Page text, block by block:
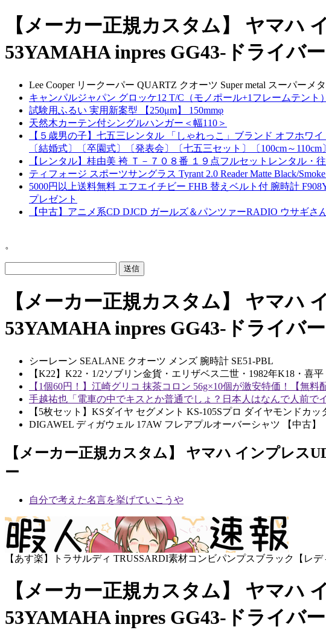
【メーカー正規カスタム】 ヤマハ
53YAMAHA inpres GG43-ドライバー
Lee Cooper リークーパー QUARTZ クオーツ Super metal スーパーメ
キャンパルジャパン グロッケ12 T/C（モノポール+1フレームテント
試験用ふるい 実用新案型 【250μm】 150mmφ
天然木カーテン付シングルハンガー＜幅110＞
【５歳男の子】七五三レンタル 「しゃれっこ」ブランド オフホワ
〔結婚式〕〔卒園式〕〔発表会〕〔七五三セット〕〔100cm～
【レンタル】桂由美 袴 Ｔ－７０８番 １９点フルセットレンタル
ティフォージ スポーツサングラス Tyrant 2.0 Reader Matte Black/Smoke
5000円以上送料無料 エフエイチビー FHB 替えベルト付 腕時計
プレゼント
【中古】アニメ系CD DJCD ガールズ＆パンツァーRADIO ウサギさ
。
【メーカー正規カスタム】 ヤマハ
53YAMAHA inpres GG43-ドライバー
シーレーン SEALANE クオーツ メンズ 腕時計 SE51-PBL
【K22】K22・1/2ソブリン金貨・エリザベス二世・1982年K18・喜
【1個60円！】江崎グリコ 抹茶コロン 56g×10個が激安特価！【無料
手越祐也「電車の中でキスとか普通でしょ？日本人はなんで人前で
【5枚セット】KSダイヤ セグメント KS-105Sプロ ダイヤモンドカ
DIGAWEL ディガウェル 17AW フレアプルオーバーシャツ 【中古】
【メーカー正規カスタム】 ヤマハ インプレス
ー
自分で考えた名言を挙げていこうや
【あす楽】トラサルディ TRUSSARDI素材コンビパンプスブラック【レデ
【メーカー正規カスタム】 ヤマハ
53YAMAHA inpres GG43-ドライバー